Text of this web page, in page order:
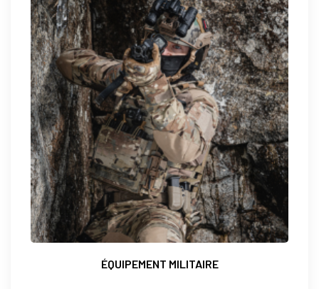
ÉQUIPEMENT MILITAIRE